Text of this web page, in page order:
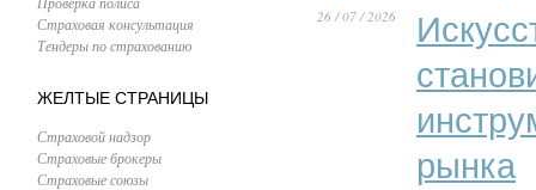
Страховая консультация
Тендеры по страхованию
ЖЕЛТЫЕ СТРАНИЦЫ
Страховой надзор
Страховые брокеры
Страховые союзы
26 / 07 / 2026
рынка